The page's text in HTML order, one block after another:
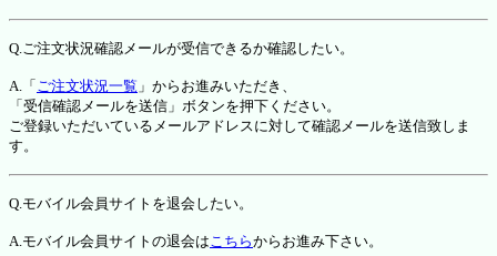
Q.ご注文状況確認メールが受信できるか確認したい。
A.「 ご注文状況一覧 」からお進みいただき、
「受信確認メールを送信」ボタンを押下ください。
ご登録いただいているメールアドレスに対して確認メールを送信致しま
す。
Q.モバイル会員サイトを退会したい。
A.モバイル会員サイトの退会はこちらからお進み下さい。